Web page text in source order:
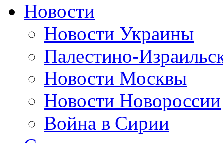
Новости
Новости Украины
Палестино-
Новости Москвы
Новости Новороссии
Война в Сирии